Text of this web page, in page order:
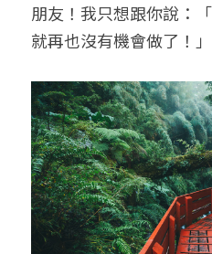
朋友！我只想跟你說：
就再也沒有機會做了！」